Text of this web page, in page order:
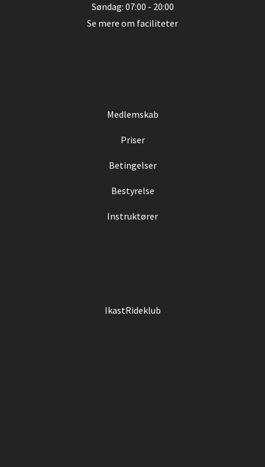
Søndag: 07:00 - 20:00
Se mere om faciliteter
Medlemskab
Priser
Betingelser
Bestyrelse
Instruktører
IkastRideklub